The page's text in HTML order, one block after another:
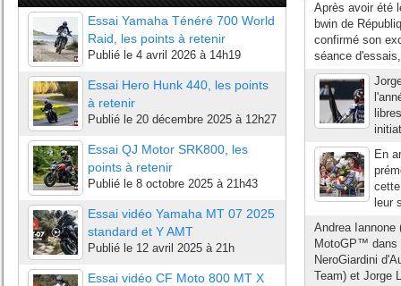
Essai Yamaha Ténéré 700 World
Raid, les points à retenir
Publié le 4 avril 2026 à 14h19
Essai Hero Hunk 440, les points
à retenir
Publié le 20 décembre 2025 à 12h27
Essai QJ Motor SRK800, les
points à retenir
Publié le 8 octobre 2025 à 21h43
Essai vidéo Yamaha MT 07 2025
standard et Y AMT
Publié le 12 avril 2025 à 21h
Essai vidéo CF Moto 800 MT X
Après avoir été
bwin de
confirmé son
séance
En
leur
Andrea Iannone
MotoGP™ dans
NeroGiardini
Team) et Jorge